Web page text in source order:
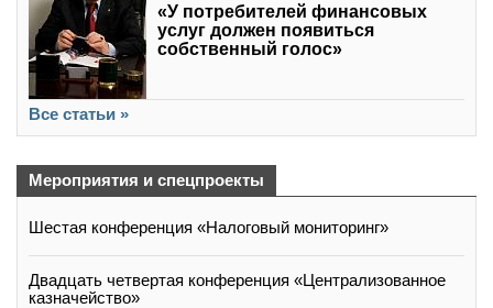
«У потребителей финансовых
услуг должен появиться
собственный голос»
Все статьи »
Мероприятия и спецпроекты
Шестая конференция «Налоговый мониторинг»
Двадцать четвертая конференция «Централизованное
казначейство»